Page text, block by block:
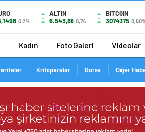
0.2%
ALTIN
6.543,86 0,74
BITCOIN
3074375
Kadın Foto Galeri Videolar
Kritoparalar Borsa Diğer